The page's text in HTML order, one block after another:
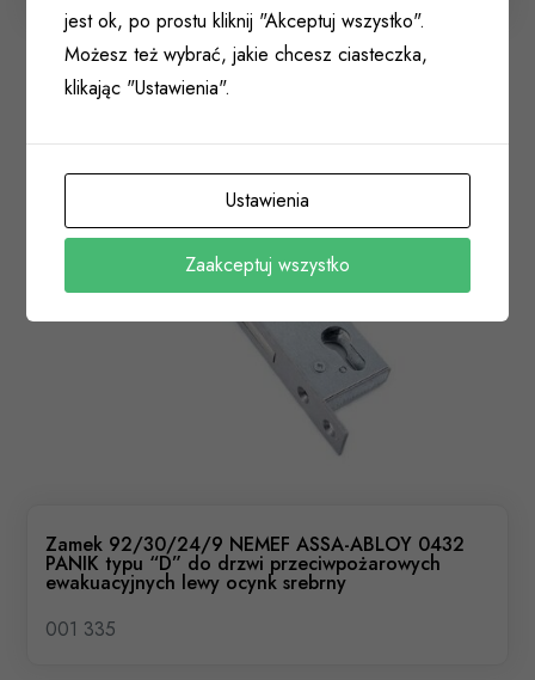
Zamek 92/30/24/9 NEMEF ASSA-ABLOY 0432
PANIK typu “D” do drzwi przeciwpożarowych
ewakuacyjnych lewy ocynk srebrny
001 335
jest ok, po prostu kliknij "Akceptuj wszystko".
Możesz też wybrać, jakie chcesz ciasteczka,
klikając "Ustawienia".
Ustawienia
Zaakceptuj wszystko